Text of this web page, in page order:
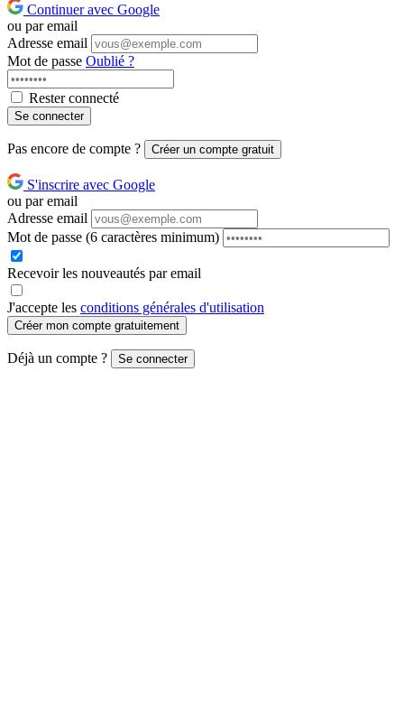
Continuer avec Google
ou par email
Adresse email
Mot de passe Oublié ?
Rester connecté
Se connecter
Pas encore de compte ? Créer un compte gratuit
S'inscrire avec Google
ou par email
Adresse email
Mot de passe (6 caractères minimum)
Recevoir les nouveautés par email
J'accepte les conditions générales d'utilisation
Créer mon compte gratuitement
Déjà un compte ? Se connecter